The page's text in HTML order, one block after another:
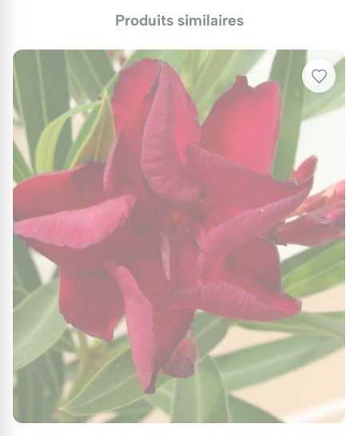
Produits similaires